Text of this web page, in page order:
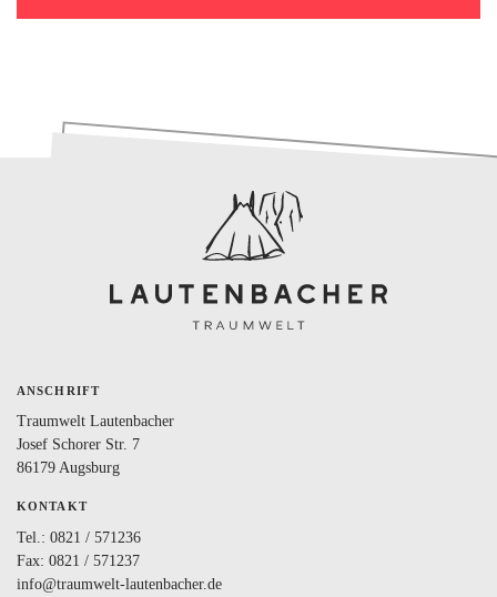
ANSCHRIFT
Traumwelt Lautenbacher
Josef Schorer Str. 7
86179 Augsburg
KONTAKT
Tel.: 0821 / 571236
Fax: 0821 / 571237
info@traumwelt-lautenbacher.de